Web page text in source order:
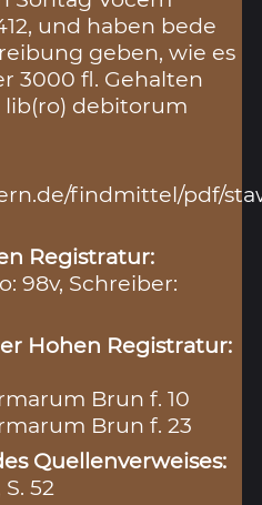
und haben bede
geben, wie es
3000 fl. Gehalten
debitorum
findmittel/pdf/
Registratur:
98v, Schreiber:
Hohen Registratur:
Brun f. 10
Brun f. 23
Quellenverweises:
52